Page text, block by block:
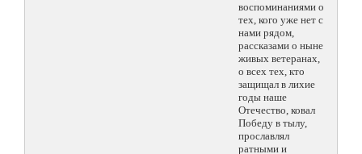
воспоминаниями о
тех, кого уже нет с
нами рядом,
рассказами о ныне
живых ветеранах,
о всех тех, кто
защищал в лихие
годы наше
Отечество, ковал
Победу в тылу,
прославлял
ратными и